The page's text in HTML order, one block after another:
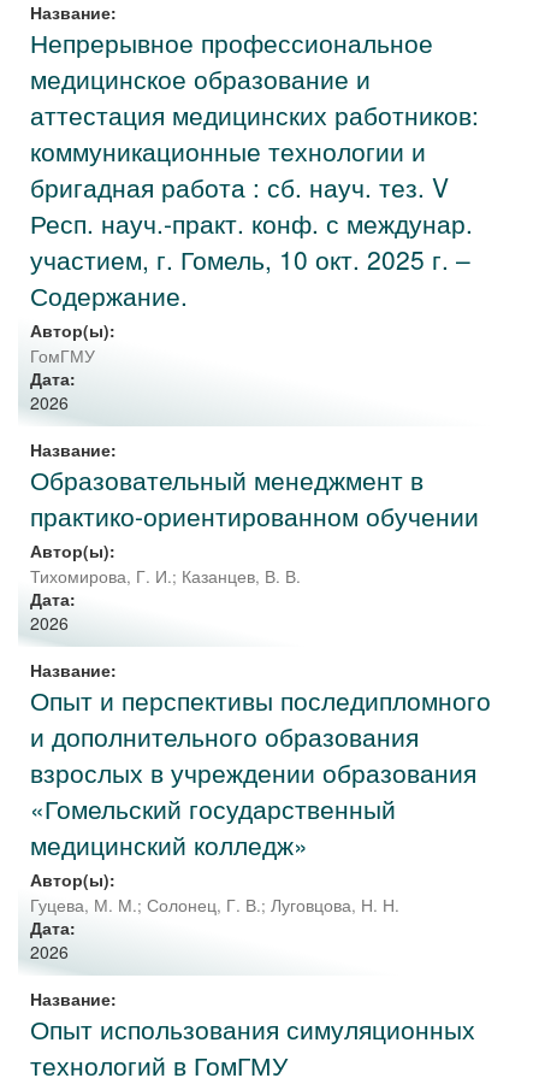
Название:
Непрерывное профессиональное
медицинское образование и
аттестация медицинских работников:
коммуникационные технологии и
бригадная работа : сб. науч. тез. V
Респ. науч.-практ. конф. с междунар.
участием, г. Гомель, 10 окт. 2025 г. –
Содержание.
Автор(ы):
ГомГМУ
Дата:
2026
Название:
Образовательный менеджмент в
практико-ориентированном обучении
Автор(ы):
Тихомирова, Г. И.; Казанцев, В. В.
Дата:
2026
Название:
Опыт и перспективы последипломного
и дополнительного образования
взрослых в учреждении образования
«Гомельский государственный
медицинский колледж»
Автор(ы):
Гуцева, М. М.; Солонец, Г. В.; Луговцова, Н. Н.
Дата:
2026
Название:
Опыт использования симуляционных
технологий в ГомГМУ